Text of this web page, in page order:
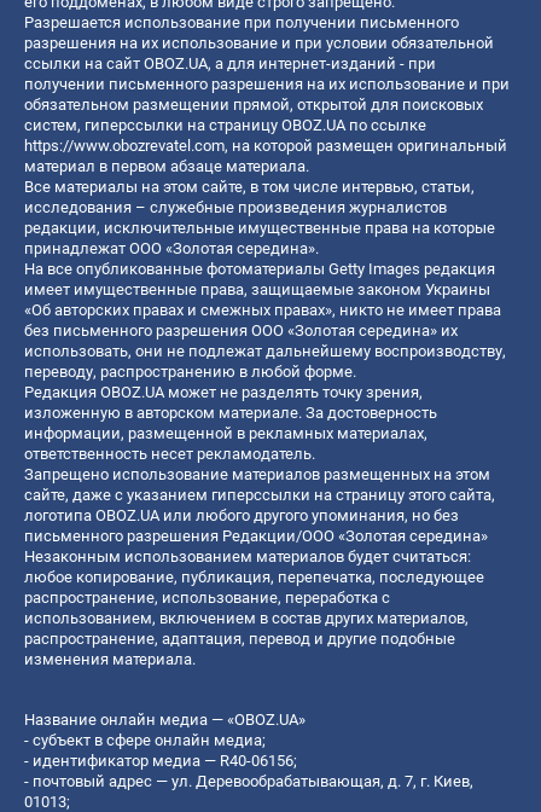
Разрешается использование при получении письменного
разрешения на их использование и при условии обязательной
ссылки на сайт OBOZ.UA, а для интернет-изданий - при
получении письменного разрешения на их использование и при
обязательном размещении прямой, открытой для поисковых
систем, гиперссылки на страницу OBOZ.UA по ссылке
https://www.obozrevatel.com, на которой размещен оригинальный
материал в первом абзаце материала.
Все материалы на этом сайте, в том числе интервью, статьи,
исследования – служебные произведения журналистов
редакции, исключительные имущественные права на которые
принадлежат ООО «Золотая середина».
На все опубликованные фотоматериалы Getty Images редакция
имеет имущественные права, защищаемые законом Украины
«Об авторских правах и смежных правах», никто не имеет права
без письменного разрешения ООО «Золотая середина» их
использовать, они не подлежат дальнейшему воспроизводству,
переводу, распространению в любой форме.
Редакция OBOZ.UA может не разделять точку зрения,
изложенную в авторском материале. За достоверность
информации, размещенной в рекламных материалах,
ответственность несет рекламодатель.
Запрещено использование материалов размещенных на этом
сайте, даже с указанием гиперссылки на страницу этого сайта,
логотипа OBOZ.UA или любого другого упоминания, но без
письменного разрешения Редакции/ООО «Золотая середина»
Незаконным использованием материалов будет считаться:
любое копирование, публикация, перепечатка, последующее
распространение, использование, переработка с
использованием, включением в состав других материалов,
распространение, адаптация, перевод и другие подобные
изменения материала.
Название онлайн медиа — «OBOZ.UA»
- субъект в сфере онлайн медиа;
- идентификатор медиа — R40-06156;
- почтовый адрес — ул. Деревообрабатывающая, д. 7, г. Киев,
01013;